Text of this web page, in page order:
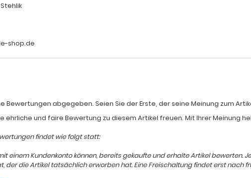
shop.de
Bewertungen abgegeben. Seien Sie der Erste, der seine Meinung zum
ehrliche und faire Bewertung zu diesem Artikel freuen. Mit Ihrer Meinung
findet wie folgt statt:
einem Kundenkonto können, bereits gekaufte und erhalte Artikel bewerten.
der die Artikel tatsächlich erworben hat. Eine Freischaltung findet erst nach